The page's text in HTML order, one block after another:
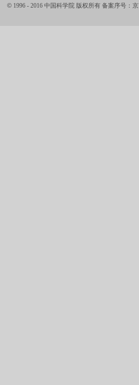
© 1996 - 2016 中国科学院 版权所有 备案序号：